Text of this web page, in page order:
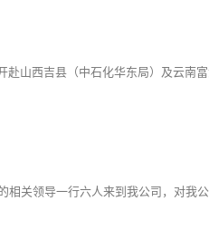
赴山西吉县（中石化华东局）及云南
相关领导一行六人来到我公司，对我